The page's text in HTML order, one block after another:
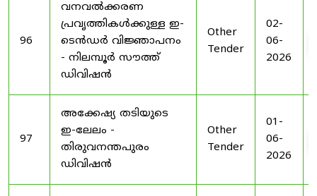
96
വനവൽക്കരണ
പ്രവൃത്തികൾക്കുള്ള ഇ-
ടെൻഡർ വിജ്ഞാപനം
- നിലമ്പൂർ സൗത്ത്
ഡിവിഷൻ
Other
Tender
02-
06-
2026
97
അക്കേഷ്യ തടിയുടെ
ഇ-ലേലം -
തിരുവനന്തപുരം
ഡിവിഷൻ
Other
Tender
01-
06-
2026